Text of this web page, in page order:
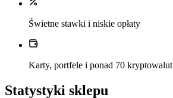
Świetne stawki i niskie opłaty
Karty, portfele i ponad 70 kryptowalut
Statystyki sklepu